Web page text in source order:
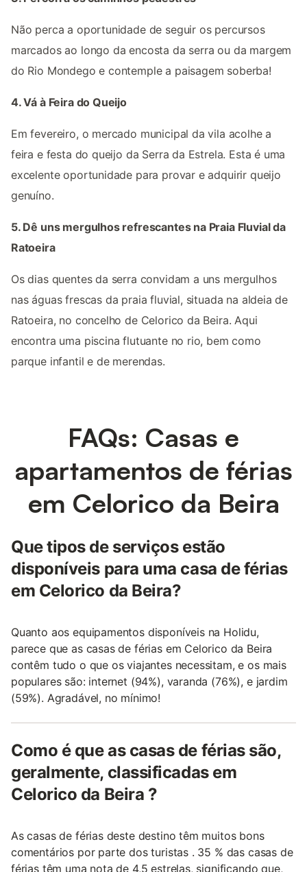
Não perca a oportunidade de seguir os percursos
marcados ao longo da encosta da serra ou da margem
do Rio Mondego e contemple a paisagem soberba!
4. Vá à Feira do Queijo
Em fevereiro, o mercado municipal da vila acolhe a
feira e festa do queijo da Serra da Estrela. Esta é uma
excelente oportunidade para provar e adquirir queijo
genuíno.
5. Dê uns mergulhos refrescantes na Praia Fluvial da
Ratoeira
Os dias quentes da serra convidam a uns mergulhos
nas águas frescas da praia fluvial, situada na aldeia de
Ratoeira, no concelho de Celorico da Beira. Aqui
encontra uma piscina flutuante no rio, bem como
parque infantil e de merendas.
FAQs: Casas e
apartamentos de férias
em Celorico da Beira
Que tipos de serviços estão
disponíveis para uma casa de férias
em Celorico da Beira?
Quanto aos equipamentos disponíveis na Holidu,
parece que as casas de férias em Celorico da Beira
contêm tudo o que os viajantes necessitam, e os mais
populares são: internet (94%), varanda (76%), e jardim
(59%). Agradável, no mínimo!
Como é que as casas de férias são,
geralmente, classificadas em
Celorico da Beira ?
As casas de férias deste destino têm muitos bons
comentários por parte dos turistas . 35 % das casas de
férias têm uma nota de 4,5 estrelas, significando que,